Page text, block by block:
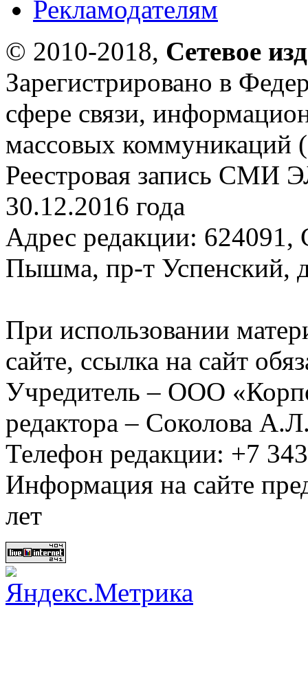
Рекламодателям
© 2010-2018, Сетевое
Зарегистрировано в
сфере связи,
массовых коммуникаций
Реестровая запись СМИ
30.12.2016 года
Адрес редакции: 624091,
Пышма, пр-т Успенский,
При использовании
сайте, ссылка на сайт
Учредитель – ООО
редактора – Соколова
Телефон редакции: +7
Информация на сайте
лет